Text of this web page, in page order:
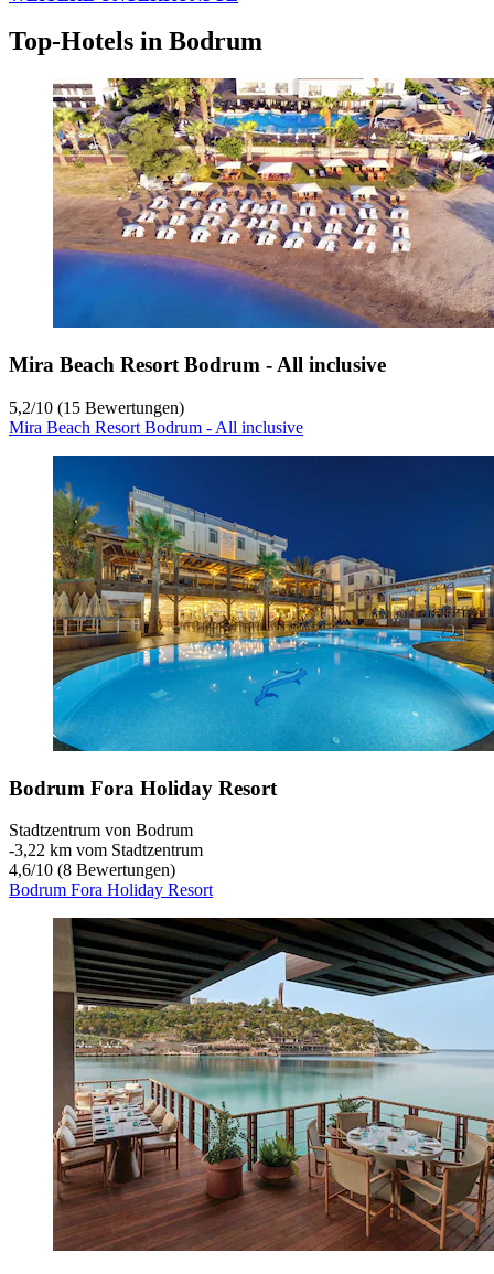
Top-Hotels in Bodrum
Mira Beach Resort Bodrum - All inclusive
5,2/10 (15 Bewertungen)
Mira Beach Resort Bodrum - All inclusive
Bodrum Fora Holiday Resort
Stadtzentrum von Bodrum
‐3,22 km vom Stadtzentrum
4,6/10 (8 Bewertungen)
Bodrum Fora Holiday Resort